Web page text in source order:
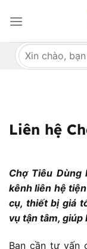
qua
dungTìm
kiếm:
Liên hệ
Chợ Tiêu Dùng
kênh liên hệ
cụ, thiết bị giá
vụ tận tâm, giúp
Bạn cần tư vấn